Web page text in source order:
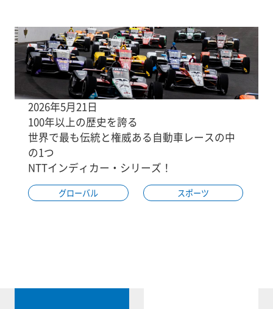
2026年5月21日
100年以上の歴史を誇る
世界で最も伝統と権威ある自動車レースの中
の1つ
NTTインディカー・シリーズ！
グローバル スポーツ